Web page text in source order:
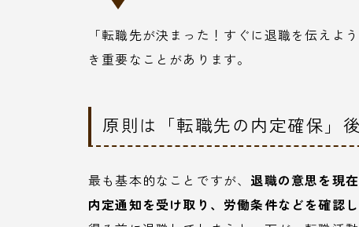
「転職先が決まった！すぐに退職を伝えよ
き重要なことがあります。
原則は「転職先の内定確保」後
最も基本的なことですが、退職の意思を現
内定通知を受け取り、労働条件などを確認